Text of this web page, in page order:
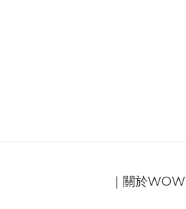
｜關於WOW